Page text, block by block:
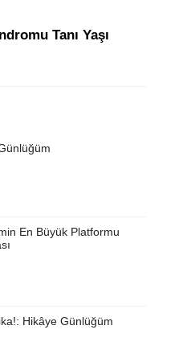
Tanı Yaşı
En Büyük Platformu
Hikâye Günlüğüm